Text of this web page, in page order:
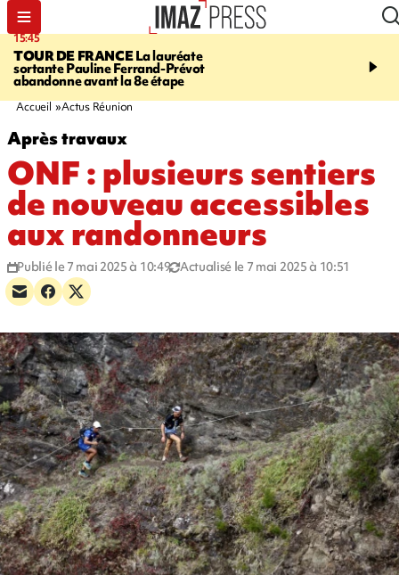
15:45
TOUR DE FRANCELa lauréate
sortante Pauline Ferrand-Prévot
abandonne avant la 8e étape
20:17
routière, concours de
Accueil Actus Réunion
Après travaux
ONF : plusieurs sentiers
de nouveau accessibles
aux randonneurs
Publié le 7 mai 2025 à 10:49 Actualisé le 7 mai 2025 à 10:51